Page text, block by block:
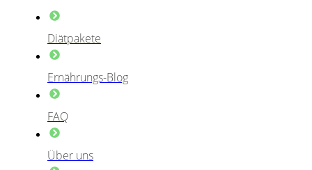
Diätpakete
Ernährungs-Blog
FAQ
Über uns